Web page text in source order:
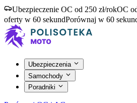
Ubezpieczenie OC od 250 zł/rokOC
oferty w 60 sekundPorównaj w 60
Ubezpieczenia
Samochody
Poradniki